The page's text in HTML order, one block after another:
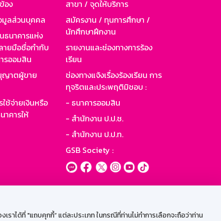
ได้ที่ "แถบคุกกี้” แต่ละประเภท ในกรณีที่ท่านไม่ทำการเลือกจะถือว่าท่าน
อง
มูลส่วนบุคคล
นาคารแห่ง
ายมือชื่อกำกับ
รออมสิน
ญาตผู้ขาย
ช้จ่ายเงินหรือ
คารให้
สาขา / จุดให้บริการ
สมัครงาน / ทุนการศึกษา /
นักศึกษาฝึกงาน
รายงานและช่องทางการร้อง
เรียน
ช่องทางแจ้งเรื่องร้องเรียน การ
ทุจริตและประพฤติมิชอบ :
- ธนาคารออมสิน
- สำนักงาน ป.ป.ช.
- สำนักงาน ป.ป.ท.
GSB Society :